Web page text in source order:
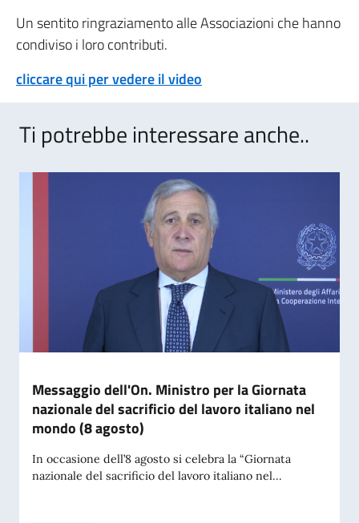
Un sentito ringraziamento alle Associazioni che hanno
condiviso i loro contributi.
cliccare qui per vedere il video
Ti potrebbe interessare anche..
Messaggio dell'On. Ministro per la Giornata
nazionale del sacrificio del lavoro italiano nel
mondo (8 agosto)
In occasione dell’8 agosto si celebra la “Giornata
nazionale del sacrificio del lavoro italiano nel...